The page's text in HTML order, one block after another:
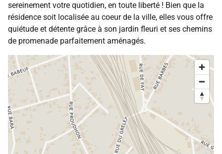
sereinement votre quotidien, en toute liberté ! Bien que la
résidence soit localisée au coeur de la ville, elles vous offre
quiétude et détente grâce à son jardin fleuri et ses chemins
de promenade parfaitement aménagés.